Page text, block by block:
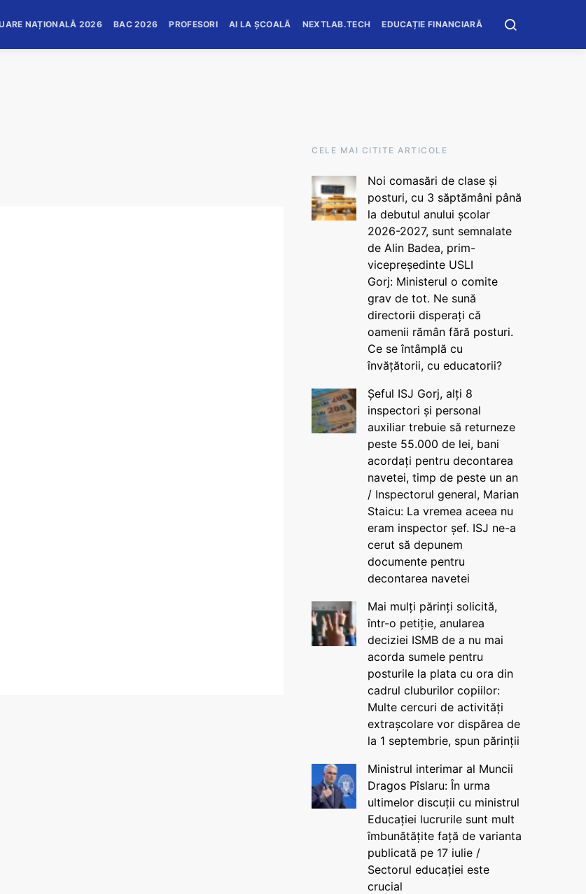
NAȚIONALĂ 2026 BAC 2026 PROFESORI AI LA ȘCOALĂ NEXTLAB.TECH EDUCAȚIE FINANCIARĂ
CELE MAI CITITE ARTICOLE
Noi comasări de clase și
posturi, cu 3 săptămâni până
la debutul anului școlar
2026-2027, sunt semnalate
de Alin Badea, prim-
vicepreședinte USLI
Gorj: Ministerul o comite
grav de tot. Ne sună
directorii disperați că
oamenii rămân fără posturi.
Ce se întâmplă cu
învățătorii, cu educatorii?
Șeful ISJ Gorj, alți 8
inspectori și personal
auxiliar trebuie să returneze
peste 55.000 de lei, bani
acordați pentru decontarea
navetei, timp de peste un an
/ Inspectorul general, Marian
Staicu: La vremea aceea nu
eram inspector șef. ISJ ne-a
cerut să depunem
documente pentru
decontarea navetei
Mai mulți părinți solicită,
într-o petiție, anularea
deciziei ISMB de a nu mai
acorda sumele pentru
posturile la plata cu ora din
cadrul cluburilor copiilor:
Multe cercuri de activități
extrașcolare vor dispărea de
la 1 septembrie, spun părinții
Ministrul interimar al Muncii
Dragos Pîslaru: În urma
ultimelor discuții cu ministrul
Educației lucrurile sunt mult
îmbunătățite față de varianta
publicată pe 17 iulie /
Sectorul educației este
crucial